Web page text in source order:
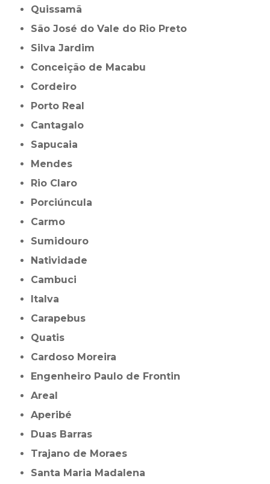
Quissamã
São José do Vale do Rio Preto
Silva Jardim
Conceição de Macabu
Cordeiro
Porto Real
Cantagalo
Sapucaia
Mendes
Rio Claro
Porciúncula
Carmo
Sumidouro
Natividade
Cambuci
Italva
Carapebus
Quatis
Cardoso Moreira
Engenheiro Paulo de Frontin
Areal
Aperibé
Duas Barras
Trajano de Moraes
Santa Maria Madalena